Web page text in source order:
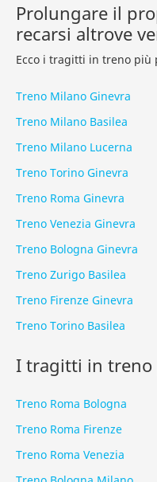
Prolungare il
recarsi altrove
Ecco i tragitti in treno più
Treno Milano Ginevra
Treno Milano Basilea
Treno Milano Lucerna
Treno Torino Ginevra
Treno Roma Ginevra
Treno Venezia Ginevra
Treno Bologna Ginevra
Treno Zurigo Basilea
Treno Firenze Ginevra
Treno Torino Basilea
I tragitti in treno
Treno Roma Bologna
Treno Roma Firenze
Treno Roma Venezia